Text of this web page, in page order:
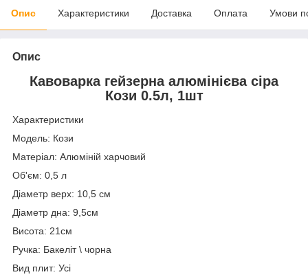
Опис Характеристики Доставка Оплата Умови
Опис
Кавоварка гейзерна алюмінієва сіра
Кози 0.5л, 1шт
Характеристики
Модель: Кози
Матеріал: Алюміній харчовий
Об'єм: 0,5 л
Діаметр верх: 10,5 см
Діаметр дна: 9,5см
Висота: 21см
Ручка: Бакеліт \ чорна
Вид плит: Усі